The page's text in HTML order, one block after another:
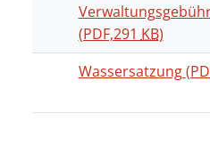
(PDF,291 KB)
Wassersatzung